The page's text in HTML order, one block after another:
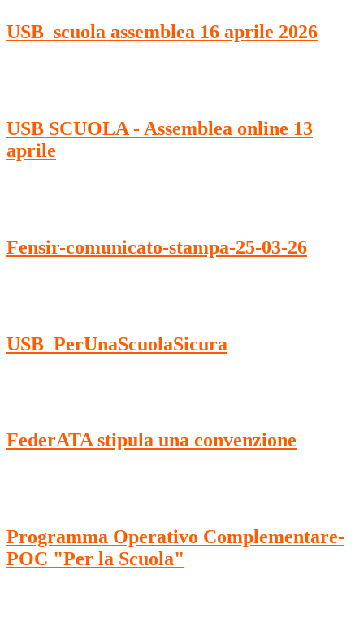
USB_scuola assemblea 16 aprile 2026
USB SCUOLA - Assemblea online 13
aprile
Fensir-comunicato-stampa-25-03-26
USB_PerUnaScuolaSicura
FederATA stipula una convenzione
Programma Operativo Complementare-
POC "Per la Scuola"